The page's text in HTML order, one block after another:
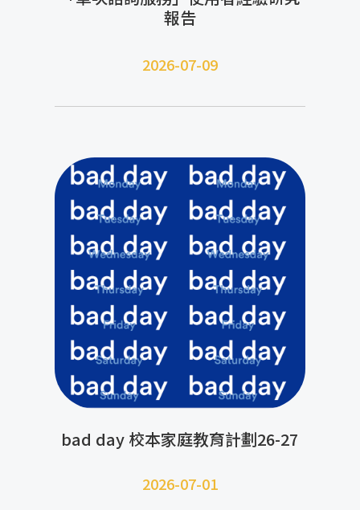
報告
2026-07-09
bad day 校本家庭教育計劃26-27
2026-07-01